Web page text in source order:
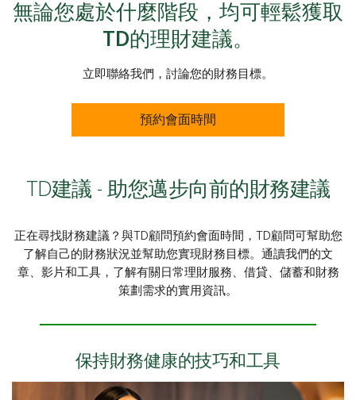
無論您處於什麼階段，均可輕鬆獲取
TD的理財建議。
立即聯絡我們，討論您的財務目標。
預約會面時間
TD建議 - 助您邁步向前的財務建議
正在尋找財務建議？與TD顧問預約會面時間，TD顧問可幫助您
了解自己的財務狀況並幫助您實現財務目標。通讀我們的文
章、影片和工具，了解有關日常理財服務、借貸、儲蓄和財務
策劃需求的實用資訊。
保持財務健康的技巧和工具